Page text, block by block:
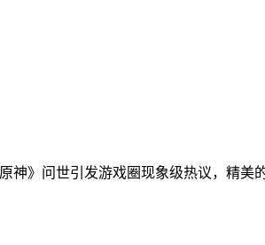
神》问世引发游戏圈现象级热议，精美